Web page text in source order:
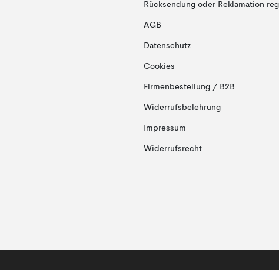
Rücksendung oder Reklamation
AGB
Datenschutz
Cookies
Firmenbestellung / B2B
Widerrufsbelehrung
Impressum
Widerrufsrecht